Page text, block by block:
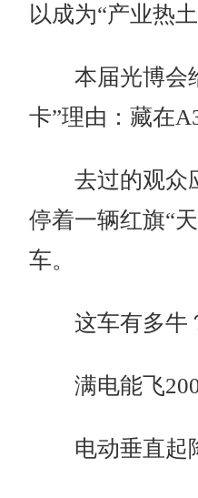
以成为“产业热土
本届光博会
卡”理由：藏在
去过的观众
停着一辆红旗“
车。
这车有多牛
满电能飞200
电动垂直起降